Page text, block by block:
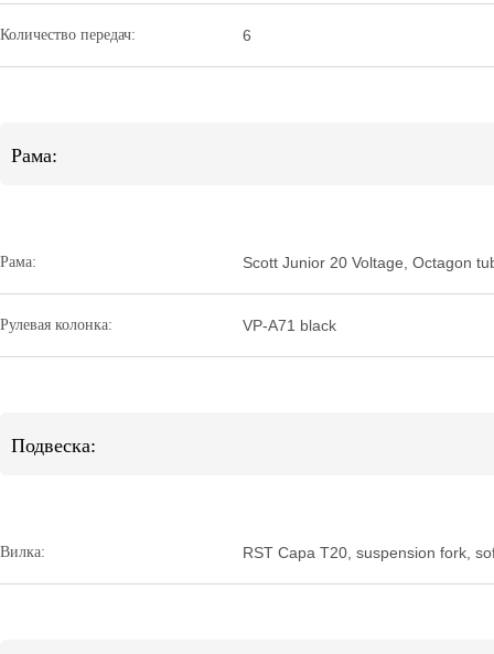
Количество передач: 6
Рама:
Рама: Scott Junior 20 Voltage, Octagon
Рулевая колонка: VP-A71 black
Подвеска:
Вилка: RST Capa T20, suspension fork,